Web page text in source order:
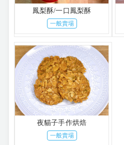
鳳梨酥/一口鳳梨酥
一般賣場
夜貓子手作烘焙
一般賣場